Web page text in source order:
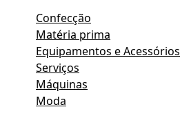
Confecção
Matéria prima
Equipamentos e Acessórios
Serviços
Máquinas
Moda